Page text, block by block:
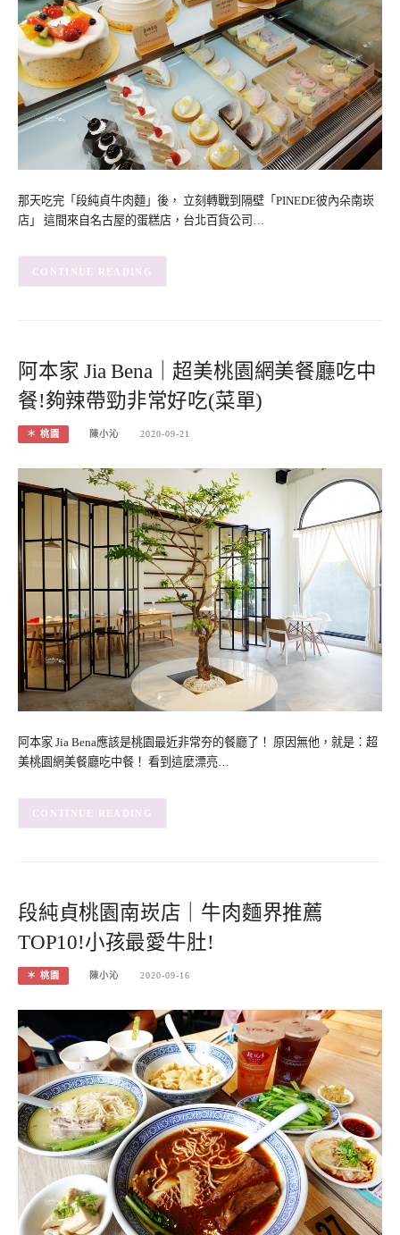
那天吃完「段純貞牛肉麵」後， 立刻轉戰到隔壁「PINEDE彼內朵南崁
店」 這間來自名古屋的蛋糕店，台北百貨公司…
CONTINUE READING
阿本家 Jia Bena｜超美桃園網美餐廳吃中
餐!夠辣帶勁非常好吃(菜單)
＊ 桃園 陳小沁 2020-09-21
阿本家 Jia Bena應該是桃園最近非常夯的餐廳了！ 原因無他，就是：超
美桃園網美餐廳吃中餐！ 看到這麼漂亮…
CONTINUE READING
段純貞桃園南崁店｜牛肉麵界推薦
TOP10!小孩最愛牛肚!
＊ 桃園 陳小沁 2020-09-16